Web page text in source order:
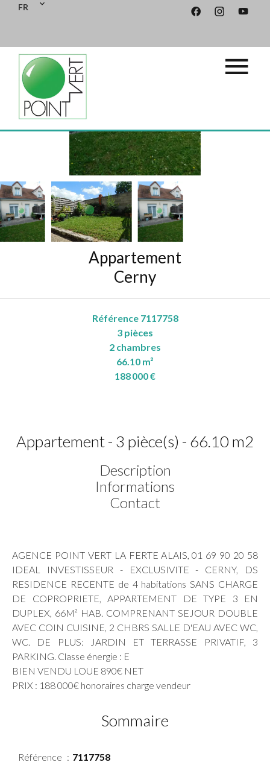
FR
Appartement
Cerny
Référence7117758
3 pièces
2 chambres
66.10 m²
188 000 €
Appartement - 3 pièce(s) - 66.10 m2
Description
Informations
Contact
AGENCE POINT VERT LA FERTE ALAIS, 01 69 90 20 58
IDEAL INVESTISSEUR - EXCLUSIVITE - CERNY, DS
RESIDENCE RECENTE de 4 habitations SANS CHARGE
DE COPROPRIETE, APPARTEMENT DE TYPE 3 EN
DUPLEX, 66M² HAB. COMPRENANT SEJOUR DOUBLE
AVEC COIN CUISINE, 2 CHBRS SALLE D'EAU AVEC WC,
WC. DE PLUS: JARDIN ET TERRASSE PRIVATIF, 3
PARKING. Classe énergie : E
BIEN VENDU LOUE 890€ NET
PRIX : 188 000€ honoraires charge vendeur
Sommaire
Référence 7117758